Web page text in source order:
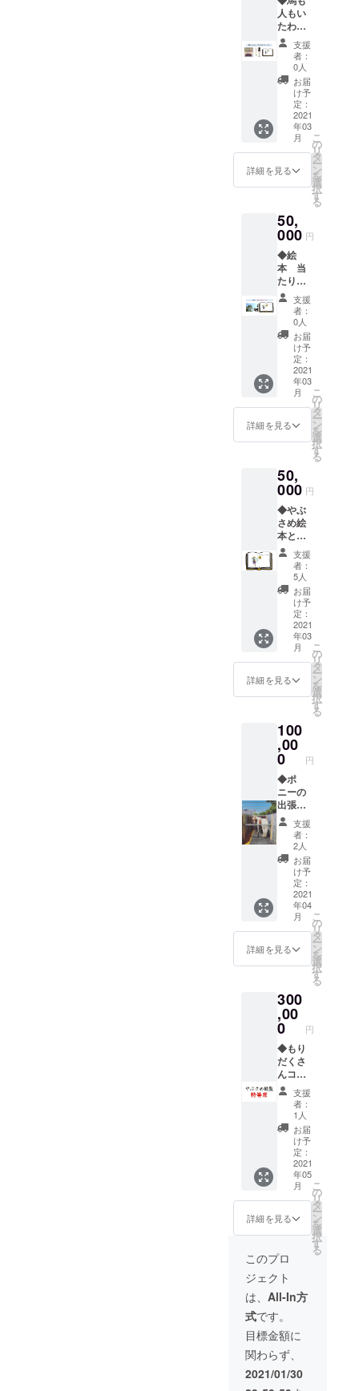
からは
がす
と、
シール
の粘着
剤が柔
らかく
なりは
がしや
すくな
りま
す。
残った
粘着剤
はガム
などで
叩くと
軽減さ
れま
す。
ので、
初心者
の方に
おすす
め！ぜ
ひ挑戦
してみ
てくだ
い！
2021年
３月～5
月の間
約いた
だき、
開催い
たしま
す。 チ
ケット
有効期
限 2021
年5月末
ず、止
まった
ままの
状態で
矢を放
ちま
す。３
～5月の
間でご
予約い
ただ
き、
CLUB
RIO内で
本の送
付予定
は、完
成後の3
月以降
となり
ますの
で、ご
了承く
ださ
い。 や
ぶさめ
体験チ
ケッ
ト 有
2021年
5月末日
信して
いただ
けます
と大変
うれし
いで
す。 お
届け
は、
2021年
3月を予
定して
おりま
人もい
たわり
コース
『亜麻
仁油2
本』＋
『馬用
あまに
煮 1
ケース
40個
入』＋
『やぶ
さめ絵
本
』
●CLUB
RIOの馬
たちも
愛用し
ている
馬用ア
マニ
煮。馬
たちの
体を考
え、若
さを保
つ、馬
のスー
パー
フード
マニオ
イル
（Flaxs
eed
Oil）2
本セッ
ト』
●CLUB
RIOで取
り扱う
亜麻煮
油は、
健康体
に必要
なオメ
ガ３脂
肪酸が
す。シ
ベリア
から伊
万里港
に輸入
された
亜麻の
種を、
佐賀県
太良町
の工場
で抽
出。鮮
度抜群
です！
●今回の
クラウ
ドファ
る『や
ぶさめ
絵本』
をお送
りしま
す。
支援
者：
0人
お届
け予
定：
2021
年03
月
詳細を見る
こ
の
リ
タ
ー
ン
を
選
択
す
る
50,
000 円
◆絵
本 当
たり的
コース
『当た
り的』
＋『や
ぶさめ
絵本』1
兆のシ
ンボル
でもあ
る「や
ぶさめ
の当た
をお送
りしま
す。
（こち
らの当
たり的
は、
CLUB
RIO近郊
の方、
もしく
は取り
に来て
いただ
ける方
となり
ます。
また、
この度
のクラ
ウド
ファン
ディン
グで挑
戦する
『やぶ
さめ絵
本
（仮）
』をお
送りし
ます。
絵本の
発送
は、完
ますの
で、ご
了承く
ださ
い。
支援
者：
0人
お届
け予
定：
2021
年03
月
詳細を見る
こ
の
リ
タ
ー
ン
を
選
択
す
る
50,
000 円
◆やぶ
さめ絵
本と、
絵本へ
のお名
前掲載
コース
（1枠・
1名様）
この度
のクラ
ウド
ファン
ディン
グで挑
戦する
さめ絵
本
（仮）
』に、
支援者
のご芳
名を掲
載しま
す。送
付予定
は、完
成後の3
月以降
となり
ますの
で、ご
了承く
ださ
い。 ※
ご希望
備考欄
にお名
前をご
記入く
ださ
い。
（20文
字以
内・法
人名掲
載可
能） ※1
枠につ
き1名様
に限り
ます。
（連
名・連
記不
可） ※
文字の
サイズ
は位置
に関し
まして
は、絵
本製作
上の兼
ね合い
により
当方に
支援
者：
5人
お届
け予
定：
2021
年03
月
詳細を見る
こ
の
リ
タ
ー
ン
を
選
択
す
る
100
,00
0 円
◆ポ
ニーの
出張
絵本
コース
CLUB
RIOのア
イドル
的存
在、ポ
ニーの
JUJUが
出張し
ます！
滞在時
間は1時
問時期
等は要
相談。
佐賀県
内での
出張を
基本と
しま
す。ご
自宅や
指定さ
れた場
所のほ
か、お
誕生日
会など
のサプ
ライズ
として
のポ
ニー登
場！な
んてい
かがで
しょう
か？。
備考欄
に、ご
希望の
出張内
容をご
支援
者：
2人
お届
け予
定：
2021
年04
月
詳細を見る
こ
の
リ
タ
ー
ン
を
選
択
す
る
300
,00
0 円
◆もり
だくさ
んコー
ス 『や
ぶさめ
観覧特
等席』
＋『当
たり
的』＋
『やぶ
さめ絵
本
（仮）
』1冊＋
『絵本
名入
れ』 今
回整備
する直
線のや
ぶさめ
練習場
で、流
鏑馬を
お披露
目し、
支援
者：
1人
お届
け予
定：
2021
年05
月
詳細を見る
こ
の
リ
タ
ー
ン
を
選
択
す
る
このプロ
ジェクト
は、 All-In方
式です。
目標金額に
関わらず、
2021/01/30